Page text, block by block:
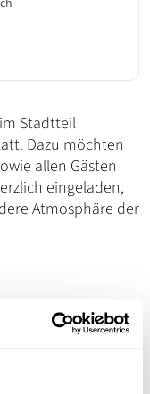
Stadtteil
Dazu möchten
allen Gästen
eingeladen,
Atmosphäre der